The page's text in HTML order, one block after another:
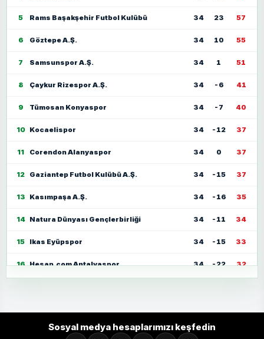
5 Rams Başakşehir Futbol Kulübü 34 23 57
6 Göztepe A.Ş. 34 10 55
7 Samsunspor A.Ş. 34 1 51
8 Çaykur Rizespor A.Ş. 34 -6 41
9 Tümosan Konyaspor 34 -7 40
10 Kocaelispor 34 -12 37
11 Corendon Alanyaspor 34 0 37
12 Gaziantep Futbol Kulübü A.Ş. 34 -15 37
13 Kasımpaşa A.Ş. 34 -16 35
14 Natura Dünyası Gençlerbirliği 34 -11 34
15 Ikas Eyüpspor 34 -15 33
16 Hesap.com Antalyaspor 34 -22 32
Sosyal medya hesaplarımızı keşfedin